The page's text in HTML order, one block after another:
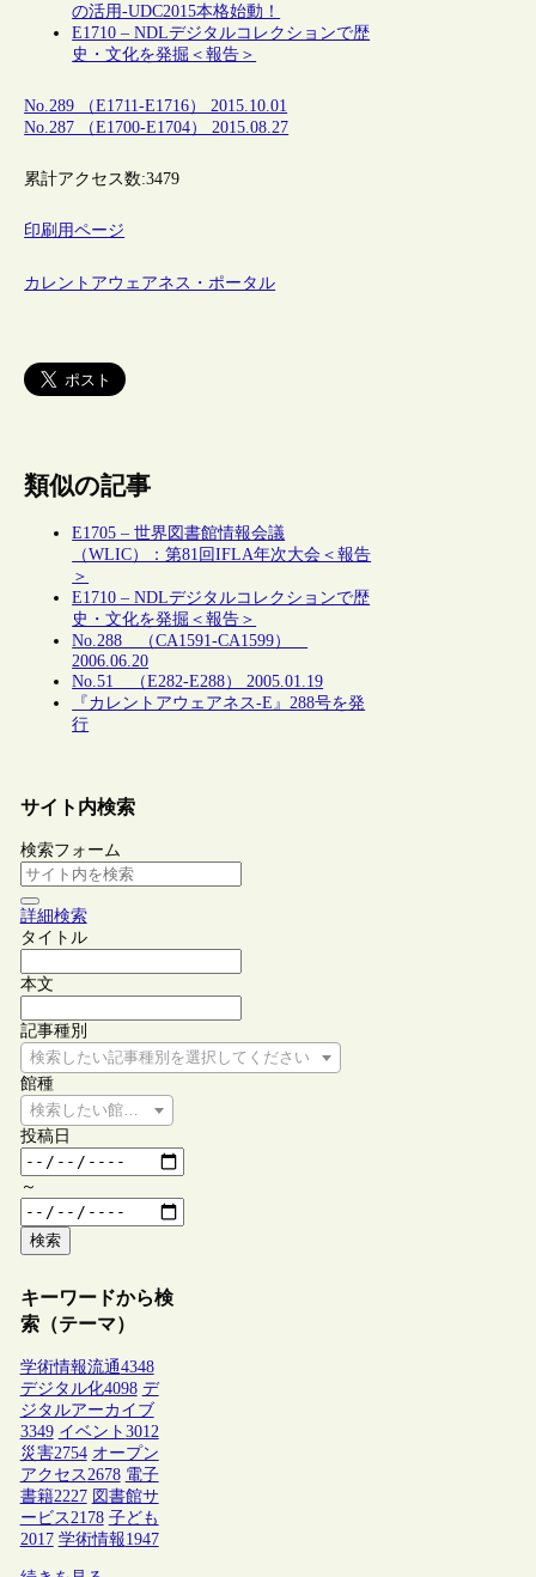
の活用‐UDC2015本格始動！
E1710 – NDLデジタルコレクションで歴
史・文化を発掘＜報告＞
No.289 （E1711-E1716） 2015.10.01
No.287 （E1700-E1704） 2015.08.27
累計アクセス数:3479
印刷用ページ
カレントアウェアネス・ポータル
類似の記事
E1705 – 世界図書館情報会議
（WLIC）：第81回IFLA年次大会＜報告
＞
E1710 – NDLデジタルコレクションで歴
史・文化を発掘＜報告＞
No.288 （CA1591-CA1599）
2006.06.20
No.51 （E282-E288） 2005.01.19
『カレントアウェアネス-E』288号を発
行
サイト内検索
検索フォーム
詳細検索
タイトル
本文
記事種別
検索したい記事種別を選択してください
館種
検索したい館種を選択してください
投稿日
～
検索
キーワードから検
索（テーマ）
学術情報流通4348
デジタル化4098 デ
ジタルアーカイブ
3349 イベント 3012
災害2754 オープン
アクセス2678 電子
書籍2227 図書館サ
ービス2178 子ども
2017 学術情報1947